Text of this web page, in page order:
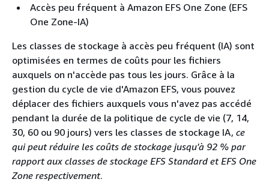
Accès peu fréquent à Amazon EFS One Zone (EFS
One Zone-IA)
Les classes de stockage à accès peu fréquent (IA) sont
optimisées en termes de coûts pour les fichiers
auxquels on n'accède pas tous les jours. Grâce à la
gestion du cycle de vie d'Amazon EFS, vous pouvez
déplacer des fichiers auxquels vous n'avez pas accédé
pendant la durée de la politique de cycle de vie (7, 14,
30, 60 ou 90 jours) vers les classes de stockage IA, ce
qui peut réduire les coûts de stockage jusqu'à 92 % par
rapport aux classes de stockage EFS Standard et EFS One
Zone respectivement.